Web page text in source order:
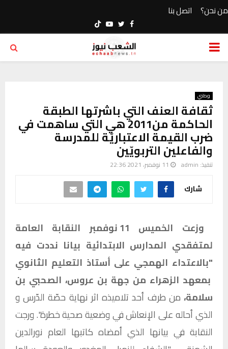
من نحن؟ اتصل بنا
Facebook
Twitter
Youtube
PRIMARY
وطني
ثقافة العنف التي باشرتها الطبقة
الحاكمة من2011 هي التي ساهمت في
ضرب القيمة الاعتباريّة للمدرسة
والفاعلين التربويّين
تنفيذ: admin 11 نوفمبر، 2021 22:36
شارك
وزعت الخميس 11 نوفمبر النقابة العامة
لمتفقدي المدارس الابتدائية بيانا نددت فيه
"بالاعتداء الهمجي على أستاذ التعليم الثانوي
بمعهد الزهراء من جهة بن عروس، الصحبي بن
سلامة، من طرف أحد تلاميذه اثر نهاية حصّة الدّرس و
الذي أحاله على الإنعاش في وضعية صحية خطرة". ورجت
النقابة في بيانها الذي أمضاه كاتبها العام نورالدين